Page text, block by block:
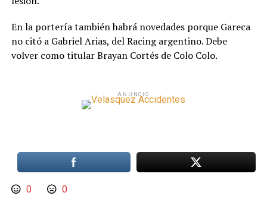
En la portería también habrá novedades porque Gareca
no citó a Gabriel Arias, del Racing argentino. Debe
volver como titular Brayan Cortés de Colo Colo.
ANUNCIO
0 0